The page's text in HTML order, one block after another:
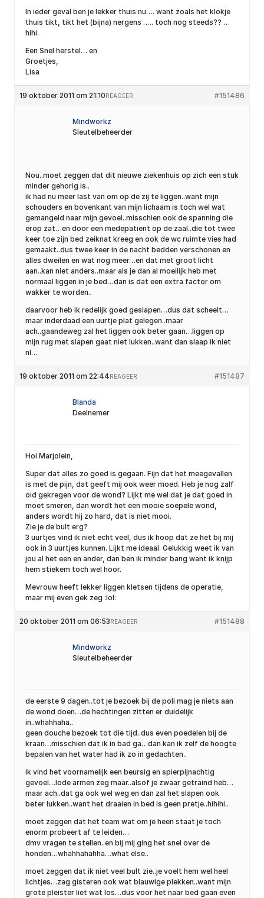
In ieder geval ben je lekker thuis nu…. want zoals het klokje
thuis tikt, tikt het (bijna) nergens ….. toch nog steeds?? …
hihi.
Een Snel herstel… en
Groetjes,
Lisa
19 oktober 2011 om 21:10 #151486
REAGEER
Mindworkz
Sleutelbeheerder
Nou..moet zeggen dat dit nieuwe ziekenhuis op zich een stuk
minder gehorig is..
ik had nu meer last van om op de zij te liggen..want mijn
schouders en bovenkant van mijn lichaam is toch wel wat
gemangeld naar mijn gevoel..misschien ook de spanning die
erop zat…en door een medepatient op de zaal..die tot twee
keer toe zijn bed zeiknat kreeg en ook de wc ruimte vies had
gemaakt..dus twee keer in de nacht bedden verschonen en
alles dweilen en wat nog meer…en dat met groot licht
aan..kan niet anders..maar als je dan al moeilijk heb met
normaal liggen in je bed…dan is dat een extra factor om
wakker te worden..
daarvoor heb ik redelijk goed geslapen…dus dat scheelt…
maar inderdaad een uurtje plat gelegen..maar
ach..gaandeweg zal het liggen ook beter gaan…liggen op
mijn rug met slapen gaat niet lukken..want dan slaap ik niet
nl…
19 oktober 2011 om 22:44 #151487
REAGEER
Blanda
Deelnemer
Hoi Marjolein,
Super dat alles zo goed is gegaan. Fijn dat het meegevallen
is met de pijn, dat geeft mij ook weer moed. Heb je nog zalf
oid gekregen voor de wond? Lijkt me wel dat je dat goed in
moet smeren, dan wordt het een mooie soepele wond,
anders wordt hij zo hard, dat is niet mooi.
Zie je de bult erg?
3 uurtjes vind ik niet echt veel, dus ik hoop dat ze het bij mij
ook in 3 uurtjes kunnen. Lijkt me ideaal. Gelukkig weet ik van
jou al het een en ander, dan ben ik minder bang want ik knijp
hem stiekem toch wel hoor.
Mevrouw heeft lekker liggen kletsen tijdens de operatie,
maar mij even gek zeg :lol:
20 oktober 2011 om 06:53 #151488
REAGEER
Mindworkz
Sleutelbeheerder
de eerste 9 dagen..tot je bezoek bij de poli mag je niets aan
de wond doen…de hechtingen zitten er duidelijk
in..whahhaha..
geen douche bezoek tot die tijd..dus even poedelen bij de
kraan…misschien dat ik in bad ga…dan kan ik zelf de hoogte
bepalen van het water had ik zo in gedachten..
ik vind het voornamelijk een beursig en spierpijnachtig
gevoel…lode armen zeg maar..alsof je zwaar getraind heb…
maar ach..dat ga ook wel weg en dan zal het slapen ook
beter lukken..want het draaien in bed is geen pretje..hihihi..
moet zeggen dat het team wat om je heen staat je toch
enorm probeert af te leiden…
dmv vragen te stellen..en bij mij ging het snel over de
honden…whahhahahha…what else..
moet zeggen dat ik niet veel bult zie..je voelt hem wel heel
lichtjes…zag gisteren ook wat blauwige plekken..want mijn
grote pleister liet wat los…dus voor het naar bed gaan even